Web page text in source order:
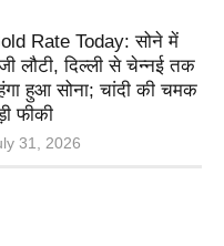
Rate Today: सोने में
लौटी, दिल्ली से चेन्नई तक
हुआ सोना; चांदी की चमक
फीकी
31, 2026